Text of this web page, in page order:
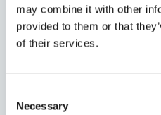
may combine it with other
provided to them or that
of their services.
Selection
Necessary
Egenskaper
Varumärke
Ställ en produktfråga